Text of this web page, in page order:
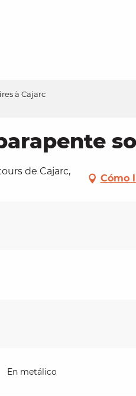
à Cajarc
de Cajarc,
Cómo
En metálico